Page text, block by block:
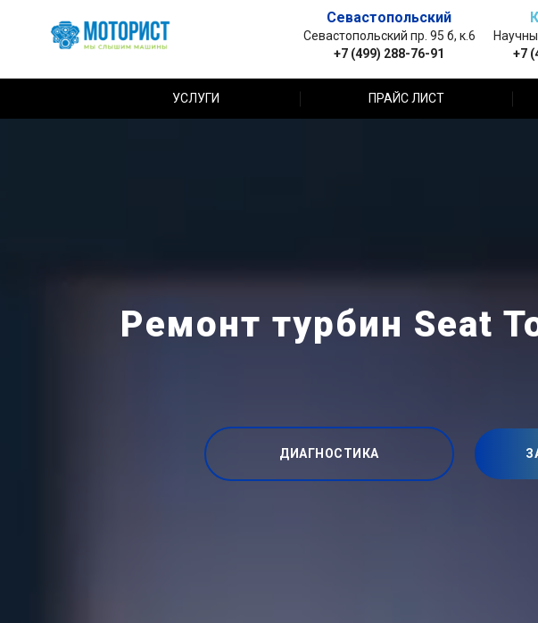
Севастопольский
Севастопольский пр. 95 б, к.6
+7 (499) 288-76-91
+7
УСЛУГИ ПРАЙС ЛИСТ
Ремонт турбин Seat
ДИАГНОСТИКА